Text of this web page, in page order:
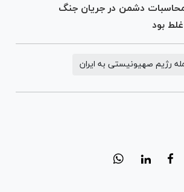
دشمن در جریان جنگ
رژیم صهیونیستی به ایران